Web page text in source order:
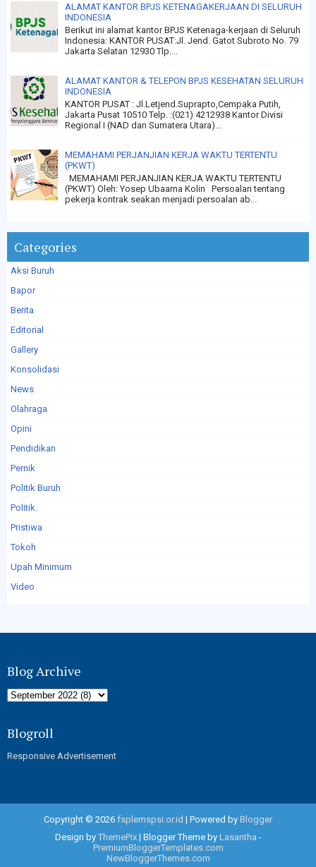
ALAMAT KANTOR BPJS KETENAGAKERJAAN DI SELURUH
INDONESIA
Berikut ini alamat kantor BPJS Ketenaga-kerjaan di Seluruh
Indonesia: KANTOR PUSAT:Jl. Jend. Gatot Subroto No. 79
Jakarta Selatan 12930 Tlp....
ALAMAT KANTOR & TELEPON BPJS KESEHATAN SELURUH
INDONESIA
KANTOR PUSAT : Jl.Letjend.Suprapto,Cempaka Putih,
Jakarta Pusat 10510 Telp. :(021) 4212938 Kantor Divisi
Regional I (NAD dan Sumatera Utara)...
MEMAHAMI PERJANJIAN KERJA WAKTU TERTENTU
(PKWT)
MEMAHAMI PERJANJIAN KERJA WAKTU TERTENTU
(PKWT) Oleh: Yosep Ubaama Kolin Persoalan tentang
pekerja kontrak seakan menjadi persoalan ab...
Categories
Aksi Buruh
Bapor
Berita
Editorial
Gallery
Konsolidasi
News
Olahraga
Opini
Pendidikan
Pernik
Politik Buruh
Politik.
Pristiwa
Tokoh
Upah Minimum
Video
Blog Archive
Blogroll
Responsive Advertisement
Copyright © 2026 fsplemspsi.or.id | Powered by Blogger
Design by ThemePix| Blogger Theme by Lasantha -
PremiumBloggerTemplates.com
NewBloggerThemes.com